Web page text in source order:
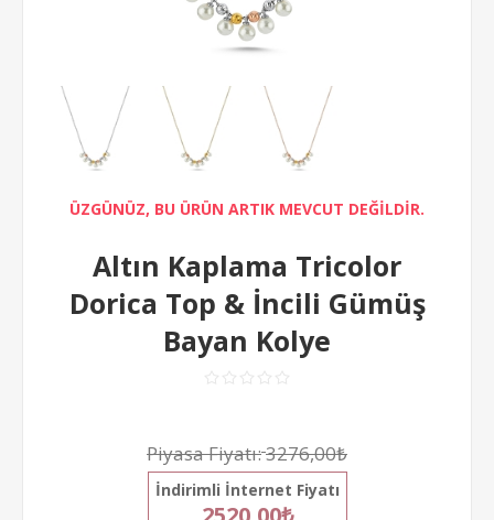
ÜZGÜNÜZ, BU ÜRÜN ARTIK MEVCUT DEĞİLDİR.
Altın Kaplama Tricolor
Dorica Top & İncili Gümüş
Bayan Kolye
Piyasa Fiyatı:3276,00₺
İndirimli İnternet Fiyatı